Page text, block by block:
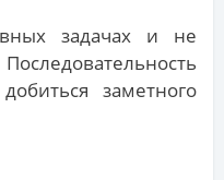
задачах и не
заметного